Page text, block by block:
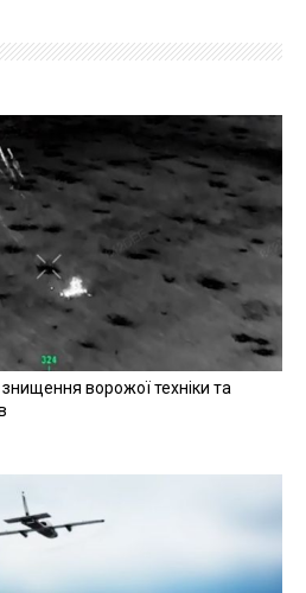
ворожої техніки та